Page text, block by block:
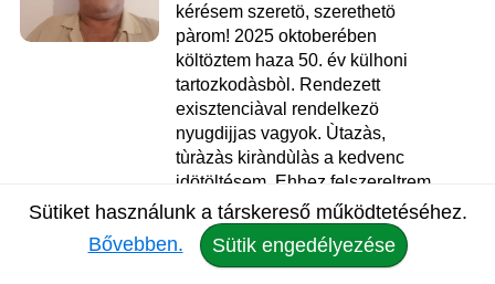
kérésem szeretö, szerethetö
pàrom! 2025 oktoberében
költöztem haza 50. év külhoni
tartozkodàsbòl. Rendezett
exisztenciàval rendelkezö
nyugdijjas vagyok. Ùtazàs,
tùràzàs kiràndùlàs a kedvenc
idötöltésem. Ehhez felszereltrem
magam egy lakòmobillal!
Röviden ennyit. Ha ùgy érzed
hogy kölcdönös szimpàtia esetén
Sütiket használunk a társkereső működtetéséhez.
Bővebben.
Sütik engedélyezése